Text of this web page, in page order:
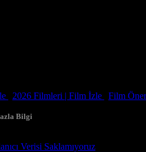
2026 Filmleri | Film İzle Film
Bilgi
Verisi Saklamıyoruz